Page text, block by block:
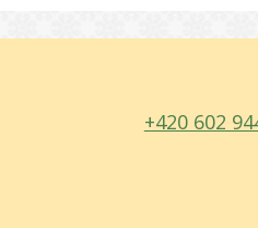
+420 602